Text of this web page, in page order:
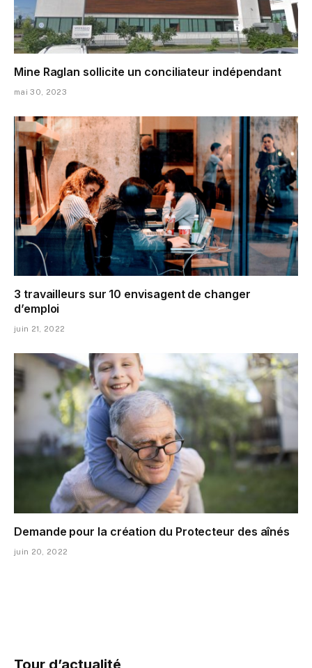
Mine Raglan sollicite un conciliateur indépendant
mai 30, 2023
3 travailleurs sur 10 envisagent de changer
d’emploi
juin 21, 2022
Demande pour la création du Protecteur des aînés
juin 20, 2022
Tour d’actualité